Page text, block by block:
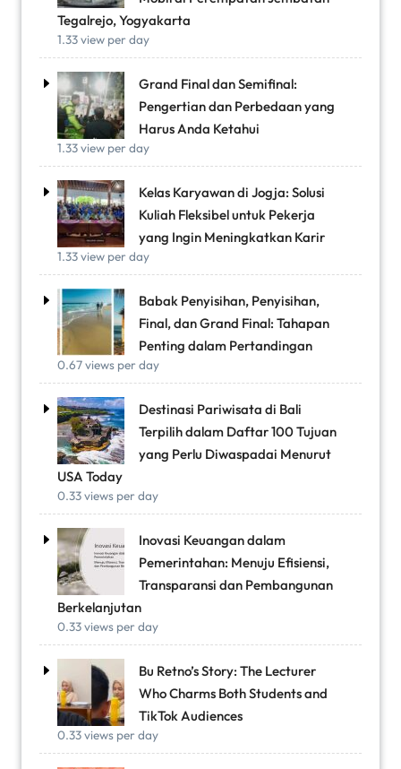
Tegalrejo, Yogyakarta
1.33 view per day
Grand Final dan Semifinal:
Pengertian dan Perbedaan yang
Harus Anda Ketahui
1.33 view per day
Kelas Karyawan di Jogja: Solusi
Kuliah Fleksibel untuk Pekerja
yang Ingin Meningkatkan Karir
1.33 view per day
Babak Penyisihan, Penyisihan,
Final, dan Grand Final: Tahapan
Penting dalam Pertandingan
0.67 views per day
Destinasi Pariwisata di Bali
Terpilih dalam Daftar 100 Tujuan
yang Perlu Diwaspadai Menurut
USA Today
0.33 views per day
Inovasi Keuangan dalam
Pemerintahan: Menuju Efisiensi,
Transparansi dan Pembangunan
Berkelanjutan
0.33 views per day
Bu Retno’s Story: The Lecturer
Who Charms Both Students and
TikTok Audiences
0.33 views per day